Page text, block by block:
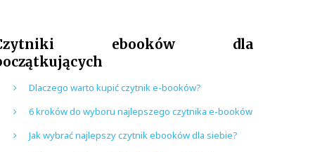
ebooków dla
Dlaczego warto kupić czytnik e-booków?
6 kroków do wyboru najlepszego czytnika e-booków
Jak wybrać najlepszy czytnik ebooków dla siebie?